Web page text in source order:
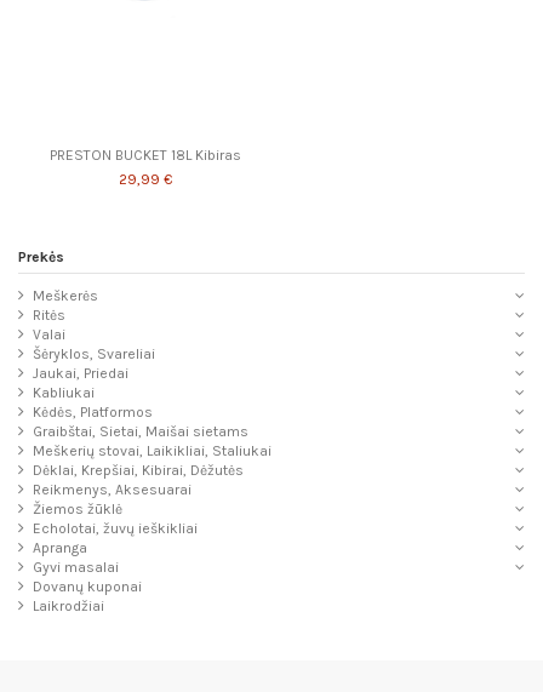
PRESTON BUCKET 18L Kibiras
29,99 €
Prekės
Meškerės
Ritės
Valai
Šėryklos, Svareliai
Jaukai, Priedai
Kabliukai
Kėdės, Platformos
Graibštai, Sietai, Maišai sietams
Meškerių stovai, Laikikliai, Staliukai
Dėklai, Krepšiai, Kibirai, Dėžutės
Reikmenys, Aksesuarai
Žiemos žūklė
Echolotai, žuvų ieškikliai
Apranga
Gyvi masalai
Dovanų kuponai
Laikrodžiai